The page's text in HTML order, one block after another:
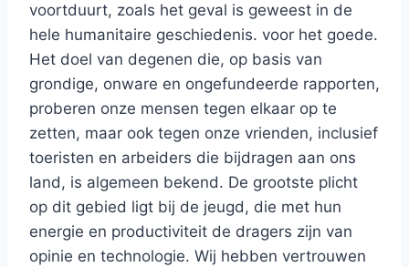
voortduurt, zoals het geval is geweest in de
hele humanitaire geschiedenis. voor het goede.
Het doel van degenen die, op basis van
grondige, onware en ongefundeerde rapporten,
proberen onze mensen tegen elkaar op te
zetten, maar ook tegen onze vrienden, inclusief
toeristen en arbeiders die bijdragen aan ons
land, is algemeen bekend. De grootste plicht
op dit gebied ligt bij de jeugd, die met hun
energie en productiviteit de dragers zijn van
opinie en technologie. Wij hebben vertrouwen